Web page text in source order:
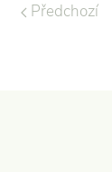
Předchozí